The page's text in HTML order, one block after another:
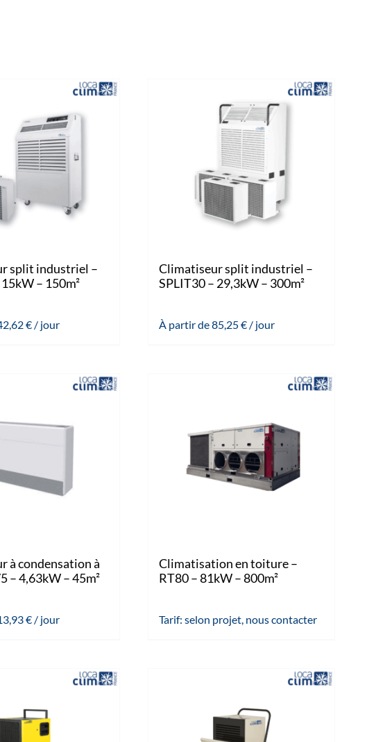
split industriel –
– 150m²
€/ jour
Climatiseur split industriel –
SPLIT30 – 29,3kW – 300m²
À partir de85,25€ / jour
à condensation à
– 4,63kW – 45m²
€/ jour
Climatisation en toiture –
RT80 – 81kW – 800m²
Tarif: selon projet, nous contacter